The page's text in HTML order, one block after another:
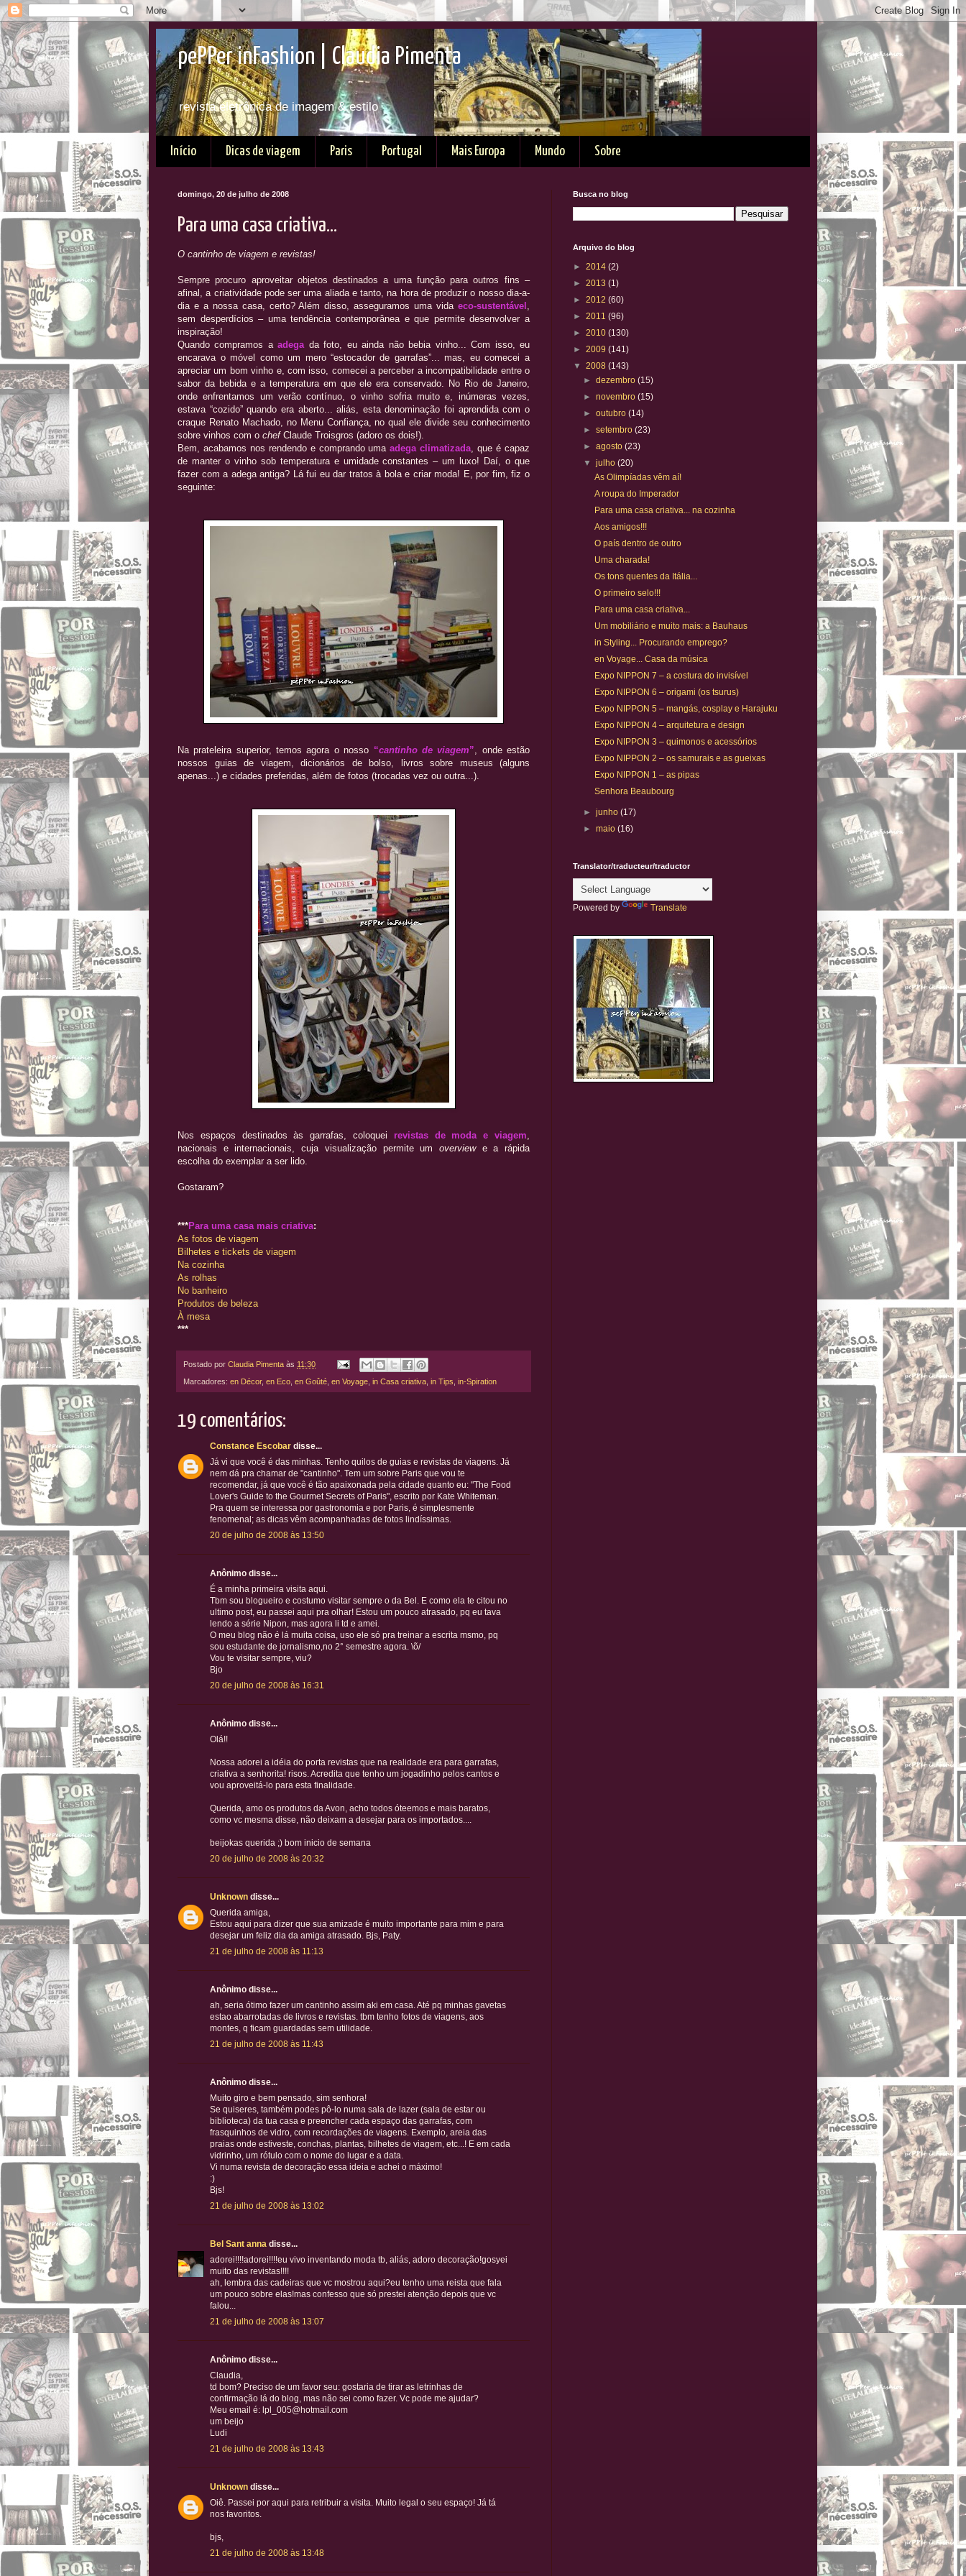
pePPer inFashion | Claudia Pimenta
revista eletrônica de imagem & estilo
Início Dicas de viagem Paris Portugal Mais Europa Mundo Sobre
domingo, 20 de julho de 2008
Para uma casa criativa...
O cantinho de viagem e revistas!
Sempre procuro aproveitar objetos destinados a uma função para outros fins –
afinal, a criatividade pode ser uma aliada e tanto, na hora de produzir o nosso dia-a-
dia e a nossa casa, certo? Além disso, asseguramos uma vida eco-sustentável
sem desperdícios – uma tendência contemporânea e que permite desenvolver a
inspiração!
Quando compramos aadega da foto, eu ainda não bebia vinho... Com isso, eu
encarava o móvel como um mero “estocador de garrafas”... mas, eu comecei a
apreciar um bom vinho e, com isso, comecei a perceber a incompatibilidade entre o
sabor da bebida e a temperatura em que ele era conservado. No Rio de Janeiro,
onde enfrentamos um verão contínuo, o vinho sofria muito e, inúmeras vezes,
estava “cozido” quando era aberto... aliás, esta denominação foi aprendida com o
craque Renato Machado, no Menu Confiança, no qual ele divide seu conhecimento
sobre vinhos com o chefClaude Troisgros (adoro os dois!).
Bem, acabamos nos rendendo e comprando umaadega climatizada , que é capaz
de manter o vinho sob temperatura e umidade constantes – um luxo! Daí, o que
fazer com a adega antiga? Lá fui eu dar tratos à bola e criar moda! E, por fim, fiz o
seguinte:
Na prateleira superior, temos agora o nosso “cantinho de viagem” , onde estão
nossos guias de viagem, dicionários de bolso, livros sobre museus (alguns
apenas...) e cidades preferidas, além de fotos (trocadas vez ou outra...).
Nos espaços destinados às garrafas, coloquei revistas de moda e viagem
nacionais e internacionais, cuja visualização permite um overviewe a rápida
escolha do exemplar a ser lido.
Gostaram?
***Para uma casa mais criativa:
As fotos de viagem
Bilhetes e tickets de viagem
Na cozinha
As rolhas
No banheiro
Produtos de beleza
À mesa
***
Postado por Claudia Pimenta às 11:30
Marcadores: en Décor, en Eco en Goûté en Voyage in Casa criativa in Tips in-Spiration
19 comentários:
Constance Escobar disse...
Já vi que você é das minhas. Tenho quilos de guias e revistas de viagens. Já
nem dá pra chamar de "cantinho". Tem um sobre Paris que vou te
recomendar, já que você é tão apaixonada pela cidade quanto eu: "The Food
Lover's Guide to the Gourmet Secrets of Paris", escrito por Kate Whiteman.
Pra quem se interessa por gastronomia e por Paris, é simplesmente
fenomenal; as dicas vêm acompanhadas de fotos lindíssimas.
20 de julho de 2008 às 13:50
Anônimo disse...
É a minha primeira visita aqui.
Tbm sou blogueiro e costumo visitar sempre o da Bel. E como ela te citou no
ultimo post, eu passei aqui pra olhar! Estou um pouco atrasado, pq eu tava
lendo a série Nipon, mas agora li td e amei.
O meu blog não é lá muita coisa, uso ele só pra treinar a escrita msmo, pq
sou estudante de jornalismo,no 2° semestre agora. \õ/
Vou te visitar sempre, viu?
Bjo
20 de julho de 2008 às 16:31
Anônimo disse...
Olá!!
Nossa adorei a idéia do porta revistas que na realidade era para garrafas,
criativa a senhorita! risos. Acredita que tenho um jogadinho pelos cantos e
vou aproveitá-lo para esta finalidade.
Querida, amo os produtos da Avon, acho todos óteemos e mais baratos,
como vc mesma disse, não deixam a desejar para os importados....
beijokas querida ;) bom inicio de semana
20 de julho de 2008 às 20:32
Unknown disse...
Querida amiga,
Estou aqui para dizer que sua amizade é muito importante para mim e para
desejar um feliz dia da amiga atrasado. Bjs, Paty.
21 de julho de 2008 às 11:13
Anônimo disse...
ah, seria ótimo fazer um cantinho assim aki em casa. Até pq minhas gavetas
estao abarrotadas de livros e revistas. tbm tenho fotos de viagens, aos
montes, q ficam guardadas sem utilidade.
21 de julho de 2008 às 11:43
Anônimo disse...
Muito giro e bem pensado, sim senhora!
Se quiseres, também podes pô-lo numa sala de lazer (sala de estar ou
biblioteca) da tua casa e preencher cada espaço das garrafas, com
frasquinhos de vidro, com recordações de viagens. Exemplo, areia das
praias onde estiveste, conchas, plantas, bilhetes de viagem, etc...! E em cada
vidrinho, um rótulo com o nome do lugar e a data.
Vi numa revista de decoração essa ideia e achei o máximo!
:)
Bjs!
21 de julho de 2008 às 13:02
Bel Sant anna disse...
adorei!!!!adorei!!!!eu vivo inventando moda tb, aliás, adoro decoração!gosyei
muito das revistas!!!!
ah, lembra das cadeiras que vc mostrou aqui?eu tenho uma reista que fala
um pouco sobre elas!mas confesso que só prestei atenção depois que vc
falou...
21 de julho de 2008 às 13:07
Anônimo disse...
Claudia,
td bom? Preciso de um favor seu: gostaria de tirar as letrinhas de
confirmação lá do blog, mas não sei como fazer. Vc pode me ajudar?
Meu email é: lpl_005@hotmail.com
um beijo
Ludi
21 de julho de 2008 às 13:43
Unknown disse...
Oiê. Passei por aqui para retribuir a visita. Muito legal o seu espaço! Já tá
nos favoritos.
bjs,
21 de julho de 2008 às 13:48
Busca no blog
Arquivo do blog
► 2014 (2)
► 2013 (1)
► 2012 (60)
► 2011 (96)
► 2010 (130)
► 2009 (141)
▼ 2008 (143)
►dezembro(15)
►novembro(15)
►outubro(14)
►setembro(23)
►agosto(23)
▼julho(20)
As Olimpíadas vêm aí!
A roupa do Imperador
Para uma casa criativa... na cozinha
Aos amigos!!!
O país dentro de outro
Uma charada!
Os tons quentes da Itália...
O primeiro selo!!!
Para uma casa criativa...
Um mobiliário e muito mais: a Bauhaus
in Styling... Procurando emprego?
en Voyage... Casa da música
Expo NIPPON 7 – a costura do invisível
Expo NIPPON 6 – origami (os tsurus)
Expo NIPPON 5 – mangás, cosplay e Harajuku
Expo NIPPON 4 – arquitetura e design
Expo NIPPON 3 – quimonos e acessórios
Expo NIPPON 2 – os samurais e as gueixas
Expo NIPPON 1 – as pipas
Senhora Beaubourg
►junho(17)
►maio(16)
Translator/traducteur/traductor
Powered by Translate